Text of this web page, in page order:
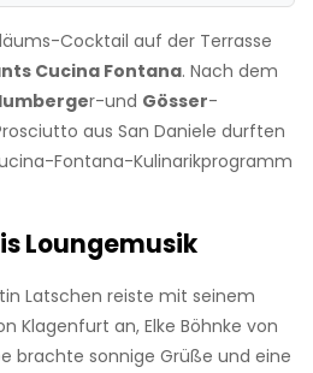
Cocktail auf der Terrasse
Cucina Fontana. Nach dem
r-und Gösser-
aus San Daniele durften
Fontana-Kulinarikprogramm
Loungemusik
Latschen reiste mit seinem
Klagenfurt an, Elke Böhnke von
brachte sonnige Grüße und eine